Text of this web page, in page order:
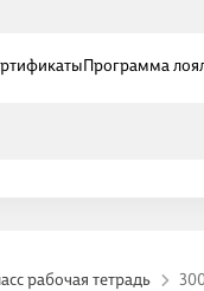
Программа
рабочая тетрадь